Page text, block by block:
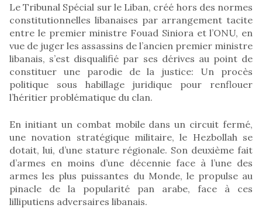
Le Tribunal Spécial sur le Liban, créé hors des normes
constitutionnelles libanaises par arrangement tacite
entre le premier ministre Fouad Siniora et l’ONU, en
vue de juger les assassins de l’ancien premier ministre
libanais, s’est disqualifié par ses dérives au point de
constituer une parodie de la justice: Un procès
politique sous habillage juridique pour renflouer
l’héritier problématique du clan.
En initiant un combat mobile dans un circuit fermé,
une novation stratégique militaire, le Hezbollah se
dotait, lui, d’une stature régionale. Son deuxième fait
d’armes en moins d’une décennie face à l’une des
armes les plus puissantes du Monde, le propulse au
pinacle de la popularité pan arabe, face à ces
lilliputiens adversaires libanais.